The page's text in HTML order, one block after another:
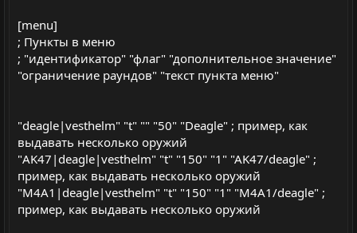
[menu]
; Пункты в меню
; "идентификатор" "флаг" "дополнительное значение"
"ограничение раундов" "текст пункта меню"
"deagle|vesthelm" "t" "" "50" "Deagle" ; пример, как
выдавать несколько оружий
"AK47|deagle|vesthelm" "t" "150" "1" "AK47/deagle" ;
пример, как выдавать несколько оружий
"M4A1|deagle|vesthelm" "t" "150" "1" "M4A1/deagle" ;
пример, как выдавать несколько оружий